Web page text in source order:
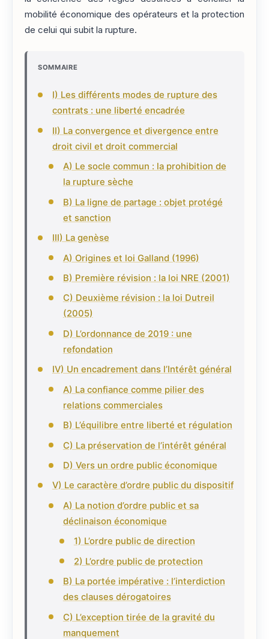
mobilité économique des opérateurs et la protection
de celui qui subit la rupture.
SOMMAIRE
I) Les différents modes de rupture des
contrats : une liberté encadrée
II) La convergence et divergence entre
droit civil et droit commercial
A) Le socle commun : la prohibition de
la rupture sèche
B) La ligne de partage : objet protégé
et sanction
III) La genèse
A) Origines et loi Galland (1996)
B) Première révision : la loi NRE (2001)
C) Deuxième révision : la loi Dutreil
(2005)
D) L’ordonnance de 2019 : une
refondation
IV) Un encadrement dans l’Intérêt général
A) La confiance comme pilier des
relations commerciales
B) L’équilibre entre liberté et régulation
C) La préservation de l’intérêt général
D) Vers un ordre public économique
V) Le caractère d’ordre public du dispositif
A) La notion d’ordre public et sa
déclinaison économique
1) L’ordre public de direction
2) L’ordre public de protection
B) La portée impérative : l’interdiction
des clauses dérogatoires
C) L’exception tirée de la gravité du
manquement